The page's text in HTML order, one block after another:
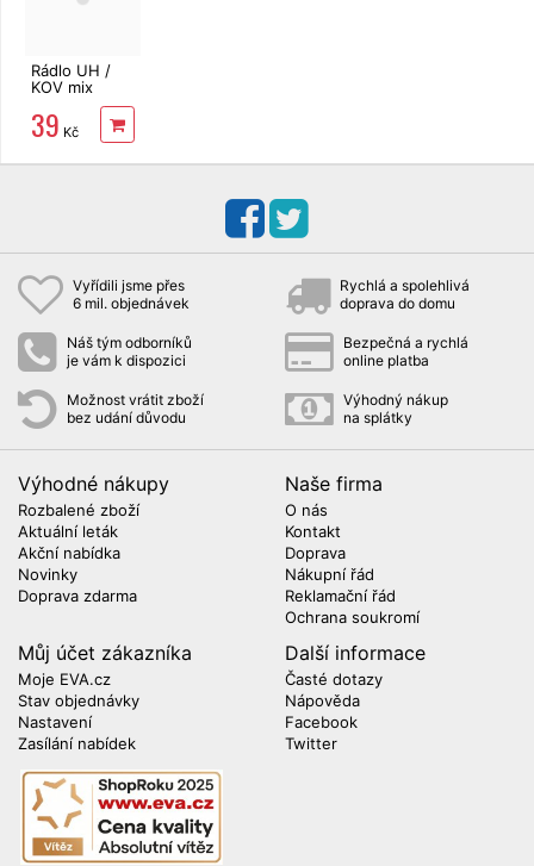
Rádlo UH /
KOV mix
39 Kč
Vyřídili jsme přes
6 mil. objednávek
Rychlá a spolehlivá
doprava do domu
Náš tým odborníků
je vám k dispozici
Bezpečná a rychlá
online platba
Možnost vrátit zboží
bez udání důvodu
Výhodný nákup
na splátky
Výhodné nákupy
Rozbalené zboží
Aktuální leták
Akční nabídka
Novinky
Doprava zdarma
Naše firma
O nás
Kontakt
Doprava
Nákupní řád
Reklamační řád
Ochrana soukromí
Můj účet zákazníka
Moje EVA.cz
Stav objednávky
Nastavení
Zasílání nabídek
Další informace
Časté dotazy
Nápověda
Facebook
Twitter